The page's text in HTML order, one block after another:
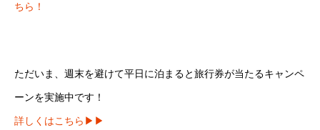
ちら！
ただいま、週末を避けて平日に泊まると旅行券が当たるキャンペ
ーンを実施中です！
詳しくはこちら▶︎▶︎